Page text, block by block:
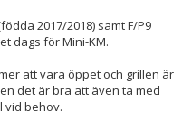
2017/2018) samt F/P9
dags för Mini-KM.
att vara öppet och grillen är
det är bra att även ta med
vid behov.